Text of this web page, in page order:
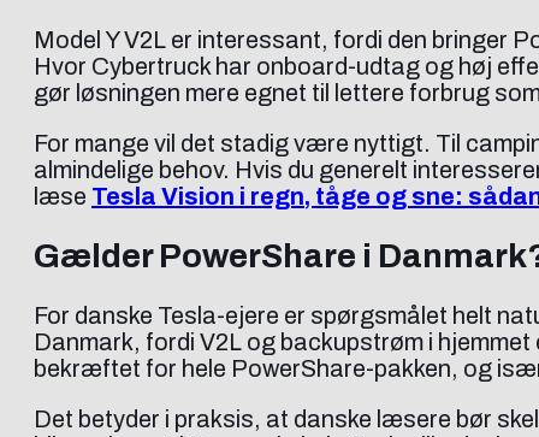
Model Y V2L er interessant, fordi den bringer
Hvor Cybertruck har onboard-udtag og høj
gør løsningen mere egnet til lettere forbrug
For mange vil det stadig være nyttigt. Til
almindelige behov. Hvis du generelt
læse Tesla Vision i regn, tåge og sne:
Gælder PowerShare i
For danske Tesla-ejere er spørgsmålet helt
Danmark, fordi V2L og backupstrøm i
bekræftet for hele PowerShare-pakken, og
Det betyder i praksis, at danske læsere bør